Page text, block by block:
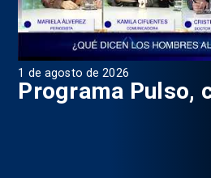
1 de agosto de 2026
Programa Pulso,